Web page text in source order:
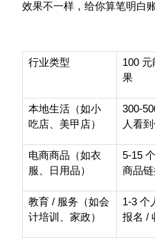
效果不一样，给你算笔明白账
行业类型 100 元
果
本地生活（如小
吃店、美甲店）
300-
人看
电商商品（如衣
服、日用品）
5-15
商品
教育 / 服务（如会
计培训、家政）
1-3 个
报名 /